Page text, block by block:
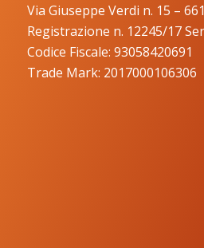
Via Giuseppe Verdi n. 15 –
Registrazione n. 12245/17
Codice Fiscale: 93058420691
Trade Mark: 2017000106306